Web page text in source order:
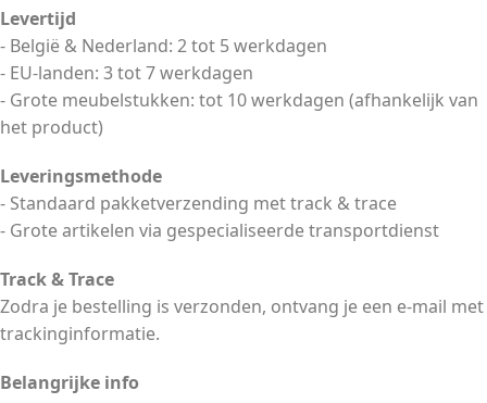
Levertijd
- België & Nederland: 2 tot 5 werkdagen
- EU-landen: 3 tot 7 werkdagen
- Grote meubelstukken: tot 10 werkdagen (afhankelijk van
het product)
Leveringsmethode
- Standaard pakketverzending met track & trace
- Grote artikelen via gespecialiseerde transportdienst
Track & Trace
Zodra je bestelling is verzonden, ontvang je een e-mail met
trackinginformatie.
Belangrijke info